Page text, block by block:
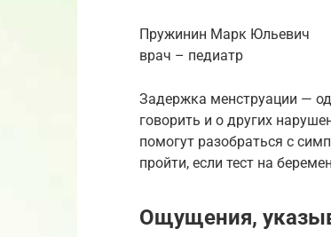
Пружинин Марк Юльевич
врач – педиатр
Задержка менструации —
говорить и о других
помогут разобраться с
пройти, если тест на
Ощущения,